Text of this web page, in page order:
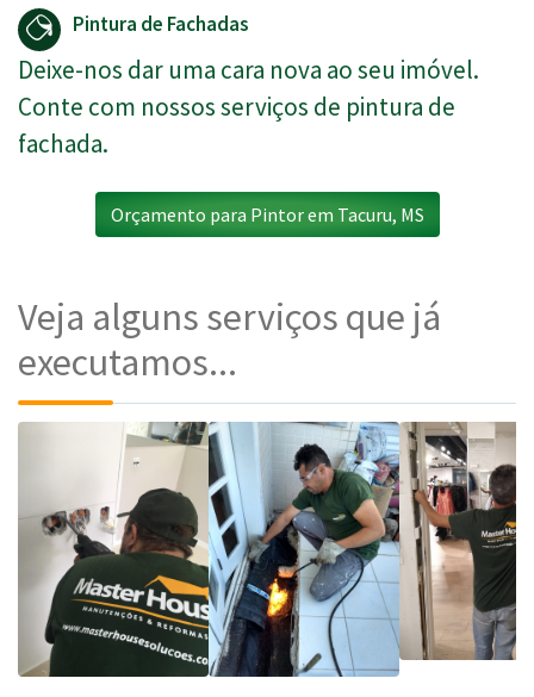
Pintura de Fachadas
Deixe-nos dar uma cara nova ao seu imóvel.
Conte com nossos serviços de pintura de
fachada.
Orçamento para Pintor em Tacuru, MS
Veja alguns serviços que já
executamos...